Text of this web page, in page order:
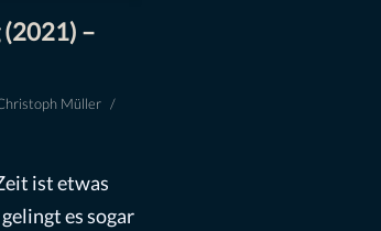
(2021) –
Müller
ist etwas
es sogar